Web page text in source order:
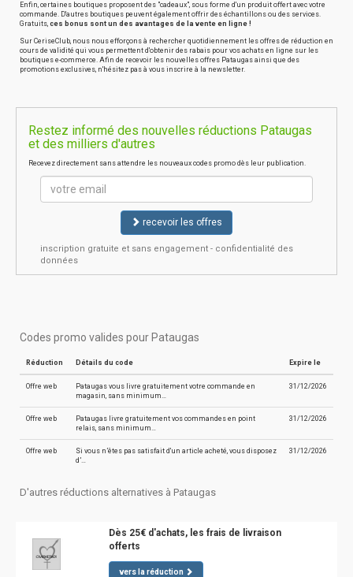
Enfin, certaines boutiques proposent des "cadeaux", sous forme d'un produit offert avec votre
commande. D'autres boutiques peuvent également offrir des échantillons ou des services.
Gratuits, ces bonus sont un des avantages de la vente en ligne !
Sur CeriseClub, nous nous efforçons à rechercher quotidiennement les offres de réduction en
cours de validité qui vous permettent d'obtenir des rabais pour vos achats en ligne sur les
boutiques e-commerce. Afin de recevoir les nouvelles offres Pataugas ainsi que des
promotions exclusives, n'hésitez pas à vous inscrire à la newsletter.
Restez informé des nouvelles réductions Pataugas
et des milliers d'autres
Recevez directement sans attendre les nouveaux codes promo dès leur publication.
recevoir les offres
inscription gratuite et sans engagement - confidentialité des
données
Codes promo valides pour Pataugas
Réduction Détails du code Expire le
Offre web
Pataugas vous livre gratuitement votre commande en
magasin, sans minimum…
31/12/2026
Offre web
Pataugas livre gratuitement vos commandes en point
relais, sans minimum…
31/12/2026
Offre web
Si vous n’êtes pas satisfait d'un article acheté, vous disposez
d’…
31/12/2026
D'autres réductions alternatives à Pataugas
Dès 25€ d'achats, les frais de livraison
offerts
vers la réduction